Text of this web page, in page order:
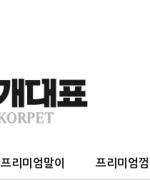
프리미엄말이 프리미엄껌